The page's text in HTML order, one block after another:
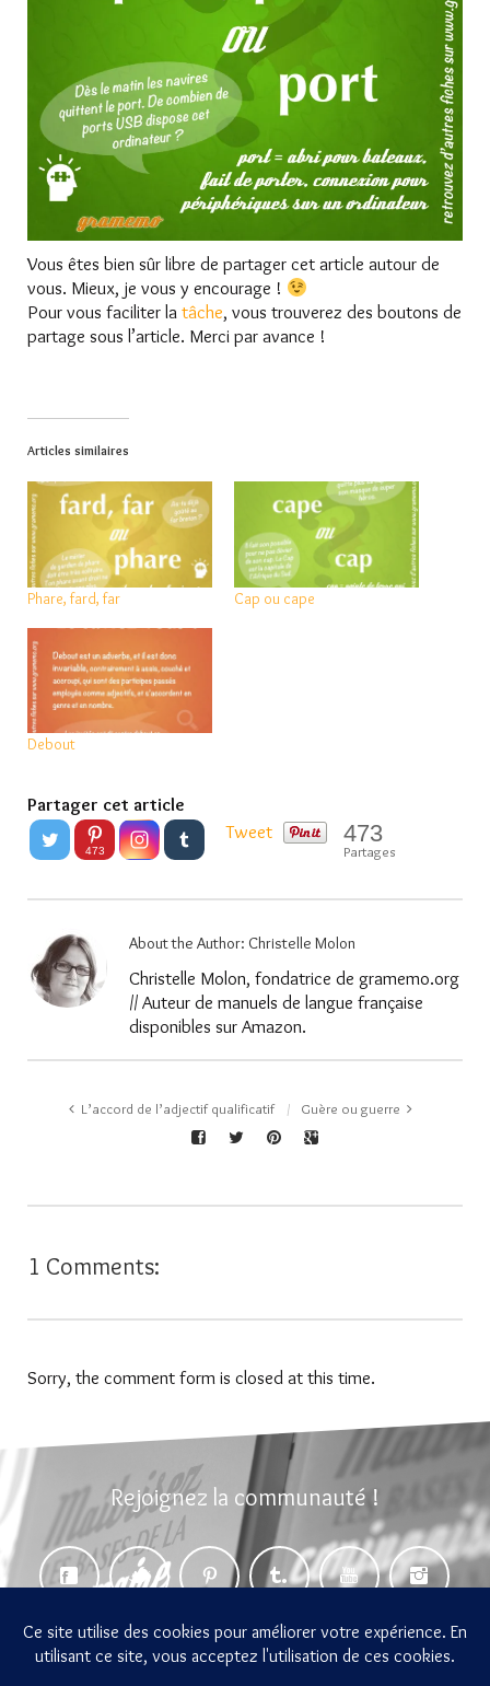
Vous êtes bien sûr libre de partager cet article autour de
vous. Mieux, je vous y encourage !
Pour vous faciliter la tâche, vous trouverez des boutons de
partage sous l’article. Merci par avance !
Articles similaires
Phare, fard, far Cap ou cape
Debout
Partager cet article
473
Tweet 473
Partages
About the Author: Christelle Molon
Christelle Molon, fondatrice de gramemo.org
// Auteur de manuels de langue française
disponibles sur Amazon.
L’accord de l’adjectif qualificatif Guère ou guerre
1 Comments:
Sorry, the comment form is closed at this time.
Rejoignez la communauté !